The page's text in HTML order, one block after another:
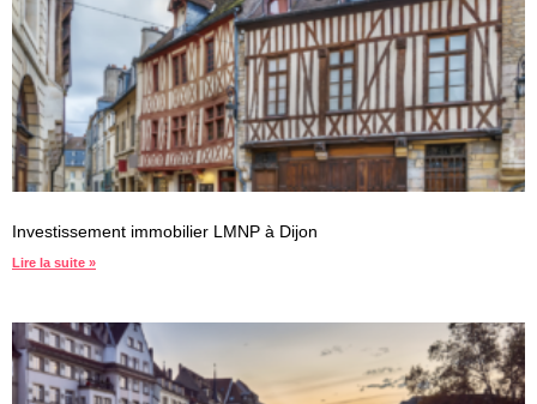
Investissement immobilier LMNP à Dijon
Lire la suite »